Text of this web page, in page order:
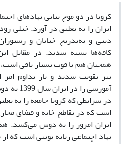
کرونا در دو موج پیاپی نهادهای
ایران را به تعلیق در آورد. خیلی‌
دینی و به‌تدریج خیابان و
کافه‌ها بسته شدند. در مقابل
همچنان هم با قوت بسیار باقی‌
نیز تقویت شدند و بار تداوم
آموزشی
در شرایطی که کرونا جامعه را به
است که در تقاطع خانه و فضای
ایران امروز را به دوش می‌کشد.
نهاد اجتماعیِ زنانه نوینی است که